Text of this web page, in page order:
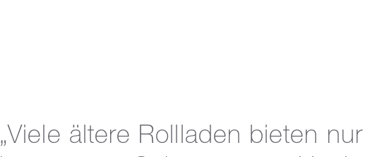
„Viele ältere Rollladen bieten nur